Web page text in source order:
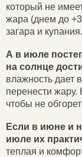
который не
жара (днем до
загара и купания.
А в июле
на солнце
влажность дает
перенести
чтобы не
Если в июне и
июле их
теплая и